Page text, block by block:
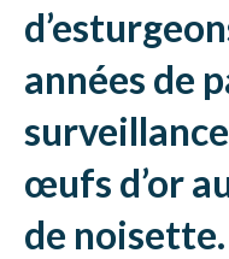
années de
œufs d’or
de noisette.